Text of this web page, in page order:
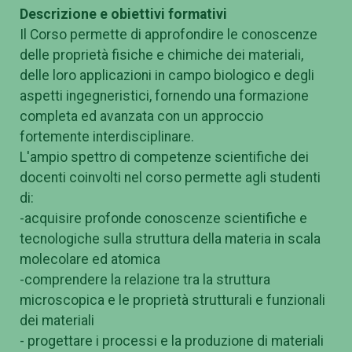
Descrizione e obiettivi formativi
Il Corso permette di approfondire le conoscenze
delle proprietà fisiche e chimiche dei materiali,
delle loro applicazioni in campo biologico e degli
aspetti ingegneristici, fornendo una formazione
completa ed avanzata con un approccio
fortemente interdisciplinare.
L'ampio spettro di competenze scientifiche dei
docenti coinvolti nel corso permette agli studenti
di:
-acquisire profonde conoscenze scientifiche e
tecnologiche sulla struttura della materia in scala
molecolare ed atomica
-comprendere la relazione tra la struttura
microscopica e le proprietà strutturali e funzionali
dei materiali
- progettare i processi e la produzione di materiali